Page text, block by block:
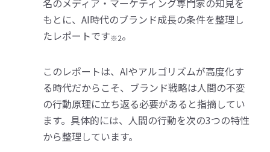
もとに、AI時代のブランド成長の条件を整理し
たレポートです※2。
このレポートは、AIやアルゴリズムが高度化す
る時代だからこそ、ブランド戦略は人間の不変
の行動原理に立ち返る必要があると指摘してい
ます。具体的には、人間の行動を次の3つの特性
から整理しています。